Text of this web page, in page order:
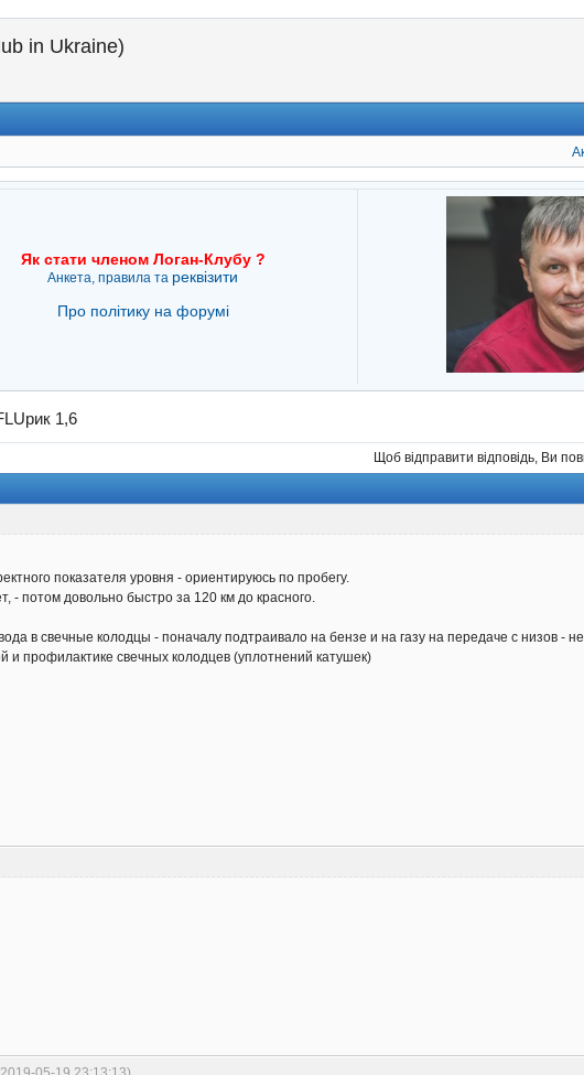
in Ukraine)
Як стати членом Логан-Клубу ?
Анкета, правила та реквізити
Про політику на форумі
1,6
Щоб відправити відповідь, Ви
показателя уровня - ориентируюсь по пробегу.
- потом довольно быстро за 120 км до красного.
в свечные колодцы - поначалу подтраивало на бензе и на газу на передаче с низов -
и профилактике свечных колодцев (уплотнений катушек)